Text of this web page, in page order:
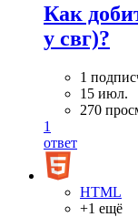
Как
у свг)?
1
15 июл.
270
1
ответ
HTML
+1 ещё